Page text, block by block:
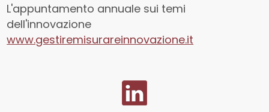
L'appuntamento annuale sui temi
dell'innovazione
www.gestiremisurareinnovazione.it